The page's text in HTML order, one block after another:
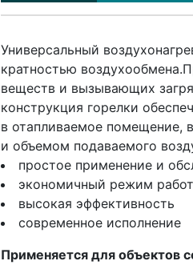
Универсальный
кратностью
веществ и вызывающих
конструкция горелки
в отапливаемое помещение,
и объемом подаваемого
простое применение и
экономичный режим
высокая эффективность
современное исполнение
Применяется для объектов